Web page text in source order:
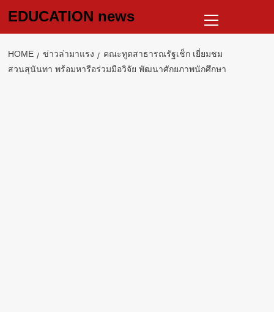
EDUCATION news
Menu
HOME ข่าวล่ามาแรง
คณะทูตสาธารณรัฐเช็ก เยี่ยมชม
สวนสุนันทา พร้อมหารือร่วมมือวิจัย พัฒนาศักยภาพนักศึกษา